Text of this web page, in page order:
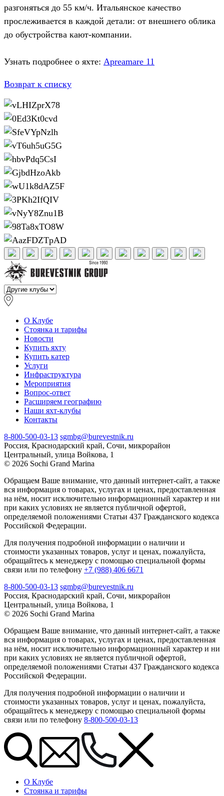
разгоняться до 55 км/ч. Итальянское качество
прослеживается в каждой детали: от внешнего облика
до обустройства кают-компании.
Узнать подробнее о яхте: Apreamare 11
Возврат к списку
О Клубе
Стоянка и тарифы
Новости
Купить яхту
Купить катер
Услуги
Инфраструктура
Мероприятия
Вопрос-ответ
Расширяем географию
Наши яхт-клубы
Контакты
8-800-500-03-13 sgmbg@burevestnik.ru
Россия, Краснодарский край, Сочи, микрорайон
Центральный, улица Войкова, 1
© 2026 Sochi Grand Marina
Обращаем Ваше внимание, что данный интернет-сайт, а также
вся информация о товарах, услугах и ценах, предоставленная
на нём, носит исключительно информационный характер и ни
при каких условиях не является публичной офертой,
определяемой положениями Статьи 437 Гражданского кодекса
Российской Федерации.
Для получения подробной информации о наличии и
стоимости указанных товаров, услуг и ценах, пожалуйста,
обращайтесь к менеджеру с помощью специальной формы
связи или по телефону +7 (988) 406 6671
8-800-500-03-13 sgmbg@burevestnik.ru
Россия, Краснодарский край, Сочи, микрорайон
Центральный, улица Войкова, 1
© 2026 Sochi Grand Marina
Обращаем Ваше внимание, что данный интернет-сайт, а также
вся информация о товарах, услугах и ценах, предоставленная
на нём, носит исключительно информационный характер и ни
при каких условиях не является публичной офертой,
определяемой положениями Статьи 437 Гражданского кодекса
Российской Федерации.
Для получения подробной информации о наличии и
стоимости указанных товаров, услуг и ценах, пожалуйста,
обращайтесь к менеджеру с помощью специальной формы
связи или по телефону 8-800-500-03-13
О Клубе
Стоянка и тарифы